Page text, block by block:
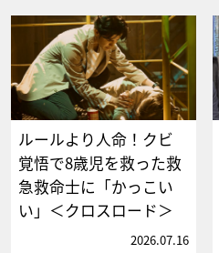
ルールより人命！クビ
覚悟で8歳児を救った救
急救命士に「かっこい
い」＜クロスロード＞
2026.07.16